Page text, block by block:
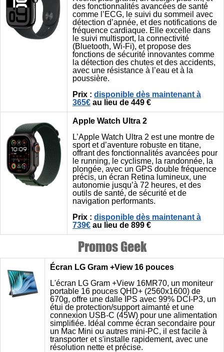
des fonctionnalités avancées de santé
comme l’ECG, le suivi du sommeil avec
détection d’apnée, et des notifications de
fréquence cardiaque. Elle excelle dans
le suivi multisport, la connectivité
(Bluetooth, Wi-Fi), et propose des
fonctions de sécurité innovantes comme
la détection des chutes et des accidents,
avec une résistance à l’eau et à la
poussière.
Prix : disponible dès maintenant à
365€ au lieu de 449 €
Apple Watch Ultra 2
L’Apple Watch Ultra 2 est une montre de
sport et d’aventure robuste en titane,
offrant des fonctionnalités avancées pour
le running, le cyclisme, la randonnée, la
plongée, avec un GPS double fréquence
précis, un écran Retina lumineux, une
autonomie jusqu’à 72 heures, et des
outils de santé, de sécurité et de
navigation performants.
Prix : disponible dès maintenant à
739€ au lieu de 899 €
Promos Geek
Écran LG Gram +View 16 pouces
L'écran LG Gram +View 16MR70, un moniteur
portable 16 pouces QHD+ (2560x1600) de
670g, offre une dalle IPS avec 99% DCI-P3, un
étui de protection/support aimanté et une
connexion USB-C (45W) pour une alimentation
simplifiée. Idéal comme écran secondaire pour
un Mac Mini ou autres mini-PC, il est facile à
transporter et s'installe rapidement, avec une
résolution nette et précise.